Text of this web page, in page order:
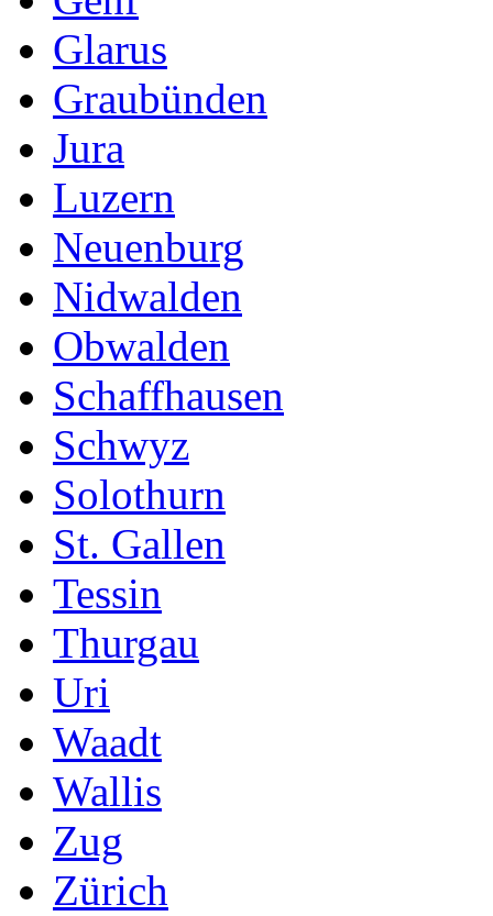
Glarus
Graubünden
Jura
Luzern
Neuenburg
Nidwalden
Obwalden
Schaffhausen
Schwyz
Solothurn
St. Gallen
Tessin
Thurgau
Uri
Waadt
Wallis
Zug
Zürich